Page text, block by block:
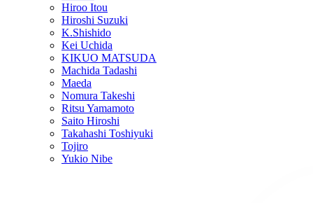
Hiroo Itou
Hiroshi Suzuki
K.Shishido
Kei Uchida
KIKUO MATSUDA
Machida Tadashi
Maeda
Nomura Takeshi
Ritsu Yamamoto
Saito Hiroshi
Takahashi Toshiyuki
Tojiro
Yukio Nibe